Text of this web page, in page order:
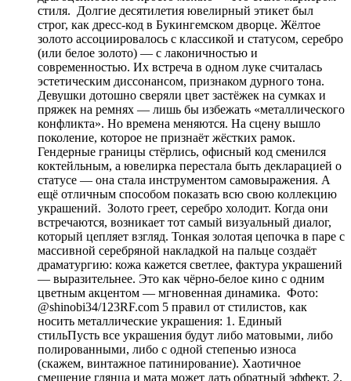
стиля. Долгие десятилетия ювелирный этикет был
строг, как дресс-код в Букингемском дворце. Жёлтое
золото ассоциировалось с классикой и статусом, серебро
(или белое золото) — с лаконичностью и
современностью. Их встреча в одном луке считалась
эстетическим диссонансом, признаком дурного тона.
Девушки дотошно сверяли цвет застёжек на сумках и
пряжек на ремнях — лишь бы избежать «металлического
конфликта». Но времена меняются. На сцену вышло
поколение, которое не признаёт жёстких рамок.
Гендерные границы стёрлись, офисный код сменился
коктейльным, а ювелирка перестала быть декларацией о
статусе — она стала инструментом самовыражения. А
ещё отличным способом показать всю свою коллекцию
украшений. Золото греет, серебро холодит. Когда они
встречаются, возникает тот самый визуальный диалог,
который цепляет взгляд. Тонкая золотая цепочка в паре с
массивной серебряной накладкой на пальце создаёт
драматургию: кожа кажется светлее, фактура украшений
— выразительнее. Это как чёрно-белое кино с одним
цветным акцентом — мгновенная динамика. Фото:
@shinobi34/123RF.com 5 правил от стилистов, как
носить металлические украшения: 1. Единый
стильПусть все украшения будут либо матовыми, либо
полированными, либо с одной степенью износа
(скажем, винтажное патинирование). Хаотичное
смешение глянца и мата может дать обратный эффект. 2.